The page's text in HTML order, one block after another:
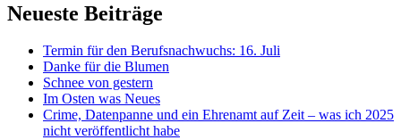
Neueste Beiträge
Termin für den Berufsnachwuchs: 16. Juli
Danke für die Blumen
Schnee von gestern
Im Osten was Neues
Crime, Datenpanne und ein Ehrenamt auf Zeit – was ich 2025
nicht veröffentlicht habe